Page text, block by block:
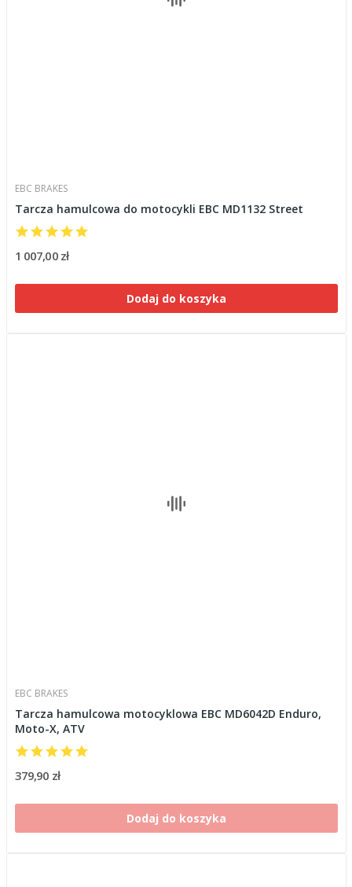
EBC BRAKES
Tarcza hamulcowa do motocykli EBC MD1132 Street
1 007,00 zł
Dodaj do koszyka
EBC BRAKES
Tarcza hamulcowa motocyklowa EBC MD6042D Enduro,
Moto-X, ATV
379,90 zł
Dodaj do koszyka